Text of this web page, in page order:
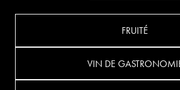
FRUITÉ
VIN DE